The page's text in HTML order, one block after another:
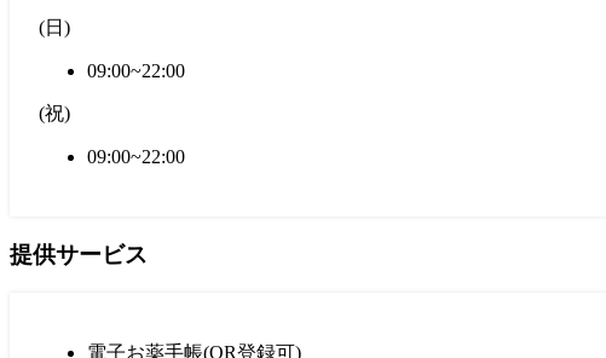
(日 )
09:00~22:00
(祝)
09:00~22:00
提供サービス
電子お薬手帳(QR登録可)